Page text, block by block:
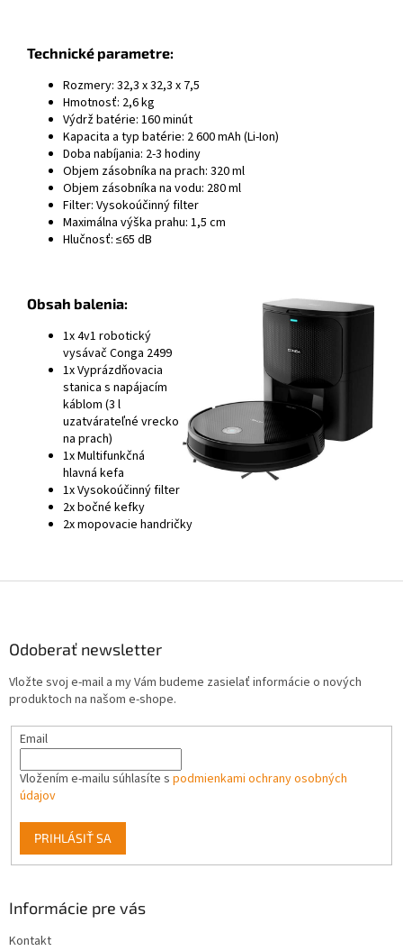
Technické parametre:
Rozmery: 32,3 x 32,3 x 7,5
Hmotnosť: 2,6 kg
Výdrž batérie: 160 minút
Kapacita a typ batérie: 2 600 mAh (Li-Ion)
Doba nabíjania: 2-3 hodiny
Objem zásobníka na prach: 320 ml
Objem zásobníka na vodu: 280 ml
Filter: Vysokoúčinný filter
Maximálna výška prahu: 1,5 cm
Hlučnosť: ≤65 dB
Obsah balenia:
1x 4v1 robotický
vysávač Conga 2499
1x Vyprázdňovacia
stanica s napájacím
káblom (3 l
uzatvárateľné vrecko
na prach)
1x Multifunkčná
hlavná kefa
1x Vysokoúčinný filter
2x bočné kefky
2x mopovacie handričky
Odoberať newsletter
Vložte svoj e-mail a my Vám budeme zasielať informácie o nových
produktoch na našom e-shope.
Email
Vložením e-mailu súhlasíte s podmienkami ochrany osobných
údajov
PRIHLÁSIŤ SA
Informácie pre vás
Kontakt